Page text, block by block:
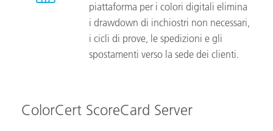
piattaforma per i colori digitali elimina
i drawdown di inchiostri non necessari,
i cicli di prove, le spedizioni e gli
spostamenti verso la sede dei clienti.
ColorCert ScoreCard Server